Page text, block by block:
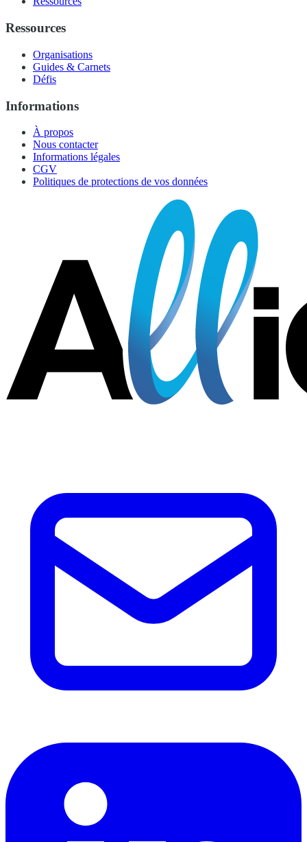
Ressources
Organisations
Guides & Carnets
Défis
Informations
À propos
Nous contacter
Informations légales
CGV
Politiques de protections de vos données